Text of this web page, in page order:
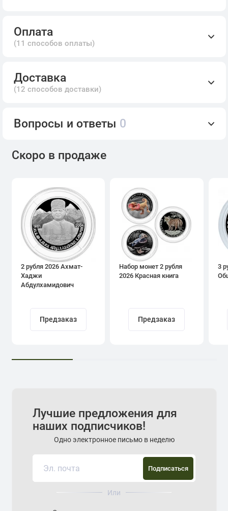
Оплата
(11 способов оплаты)
Доставка
(12 способов доставки)
Вопросы и ответы 0
Скоро в продаже
2 рубля 2026 Ахмат-
Хаджи
Абдулхамидович
Предзаказ
Набор монет 2 рубля
2026 Красная книга
Предзаказ
3
Лучшие предложения для
наших подписчиков!
Одно электронное письмо в неделю
Подписаться
Или